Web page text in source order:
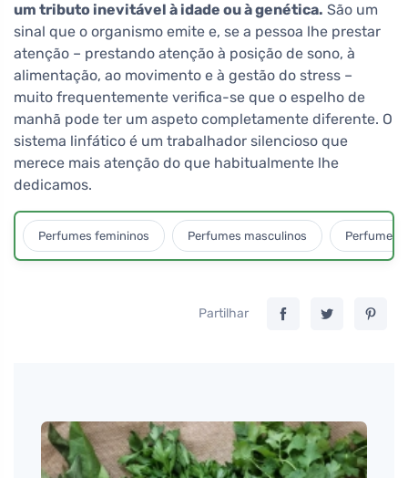
um tributo inevitável à idade ou à genética. São um
sinal que o organismo emite e, se a pessoa lhe prestar
atenção – prestando atenção à posição de sono, à
alimentação, ao movimento e à gestão do stress –
muito frequentemente verifica-se que o espelho de
manhã pode ter um aspeto completamente diferente. O
sistema linfático é um trabalhador silencioso que
merece mais atenção do que habitualmente lhe
dedicamos.
Perfumes femininos Perfumes masculinos Perfumes
Partilhar